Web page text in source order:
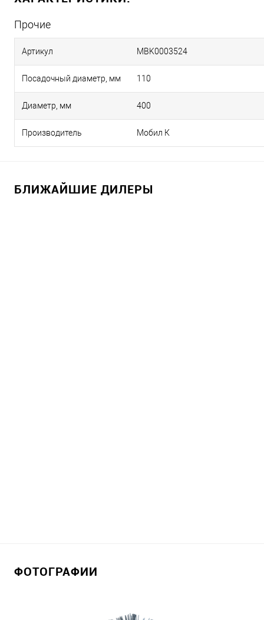
Прочие
Артикул MBK0003524
Посадочный диаметр, мм 110
Диаметр, мм 400
Производитель Мобил К
БЛИЖАЙШИЕ ДИЛЕРЫ
ФОТОГРАФИИ